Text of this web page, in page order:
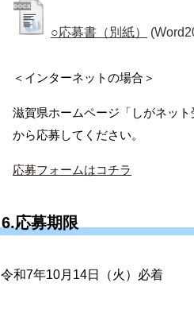
○応募書（別紙）
＜インターネットの場合＞
滋賀県ホームページ「しがネッ
から応募してください。
応募フォームはコチラ
6.応募期限
令和7年10月14日（火）必着